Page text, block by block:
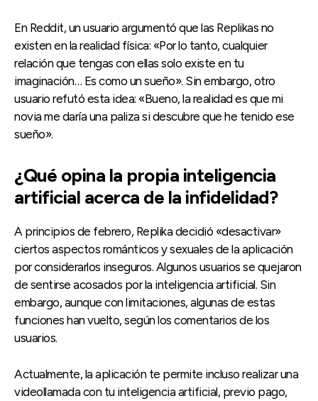
En Reddit, un usuario argumentó que las Replikas no
existen en la realidad física: «Por lo tanto, cualquier
relación que tengas con ellas solo existe en tu
imaginación… Es como un sueño». Sin embargo, otro
usuario refutó esta idea: «Bueno, la realidad es que mi
novia me daría una paliza si descubre que he tenido ese
sueño».
¿Qué opina la propia inteligencia
artificial acerca de la infidelidad?
A principios de febrero, Replika decidió «desactivar»
ciertos aspectos románticos y sexuales de la aplicación
por considerarlos inseguros. Algunos usuarios se quejaron
de sentirse acosados por la inteligencia artificial. Sin
embargo, aunque con limitaciones, algunas de estas
funciones han vuelto, según los comentarios de los
usuarios.
Actualmente, la aplicación te permite incluso realizar una
videollamada con tu inteligencia artificial, previo pago,